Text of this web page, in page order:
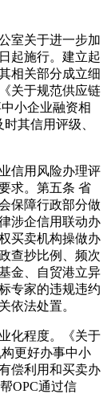
室关于进一步加
起施行。建立起
相关部分成立细
关于规范供应链
小企业融资相
其信用评级、
信用风险办理评
求。第五条 省
保障行政部分做
涉企信用联动办
买卖机构操做办
查抄比例、频次
金、自贸港立异
专家的违规违约
依法处置。
化程度。《关于
更好办事中小
偿利用和买卖办
OPC通过信